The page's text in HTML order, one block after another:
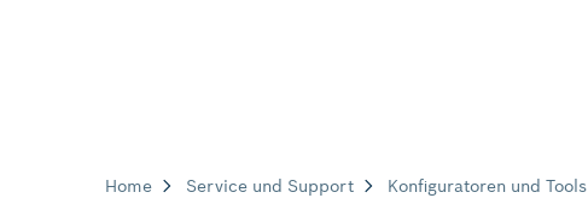
Home Service und Support Konfiguratoren und Tools